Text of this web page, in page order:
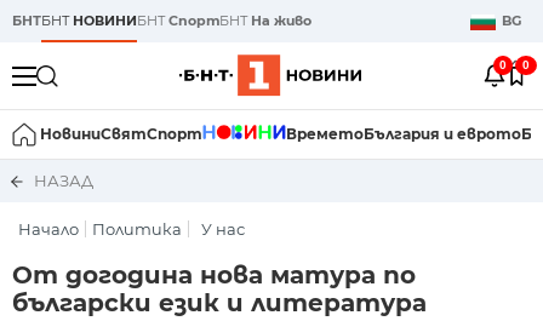
БНТБНТ НОВИНИБНТСпортБНТ На живо BG
0 0
НовиниСвятСпорт ВреметоБългария и еврото
НАЗАД
Начало Политика У нас
От догодина нова матура по
български език и литература